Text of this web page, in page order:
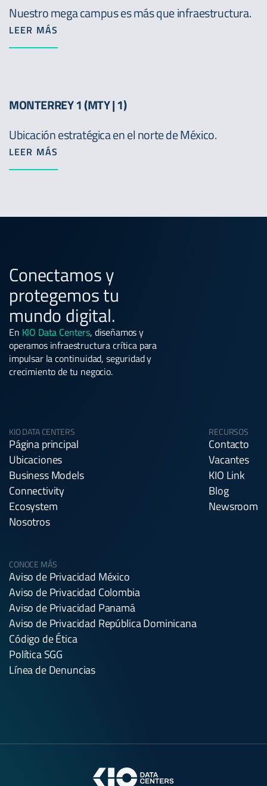
Nuestro mega campus es más que infraestructura.
LEER MÁS
MONTERREY 1 (MTY | 1)
Ubicación estratégica en el norte de México.
LEER MÁS
Conectamos y
protegemos tu
mundo digital.
En KIO Data Centers, diseñamos y
operamos infraestructura crítica para
impulsar la continuidad, seguridad y
crecimiento de tu negocio.
KIO DATA CENTERS
Página principal
Ubicaciones
Business Models
Connectivity
Ecosystem
Nosotros
RECURSOS
Contacto
Vacantes
KIO Link
Blog
Newsroom
CONOCE MÁS
Aviso de Privacidad México
Aviso de Privacidad Colombia
Aviso de Privacidad Panamá
Aviso de Privacidad República Dominicana
Código de Ética
Política SGG
Línea de Denuncias